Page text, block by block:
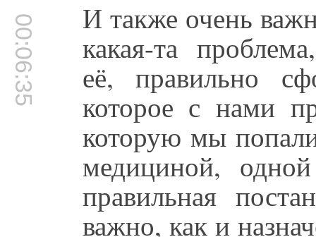
00:06:35 И также очень
какая-та
её, правильно
которое с нами
которую мы
медициной,
правильная
важно, как и